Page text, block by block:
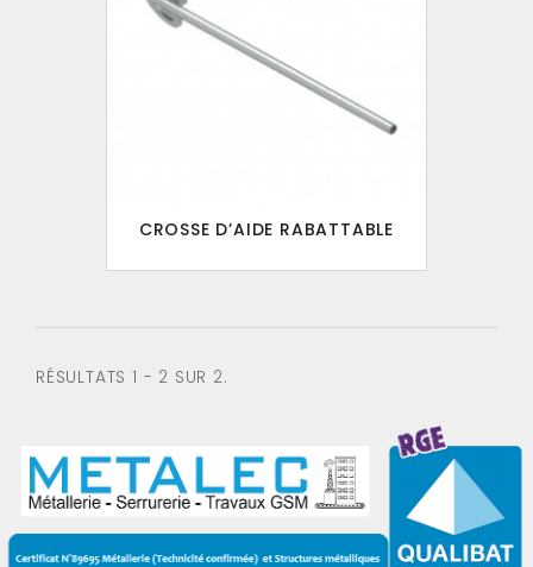
CROSSE D’AIDE RABATTABLE
RÉSULTATS 1 - 2 SUR 2.